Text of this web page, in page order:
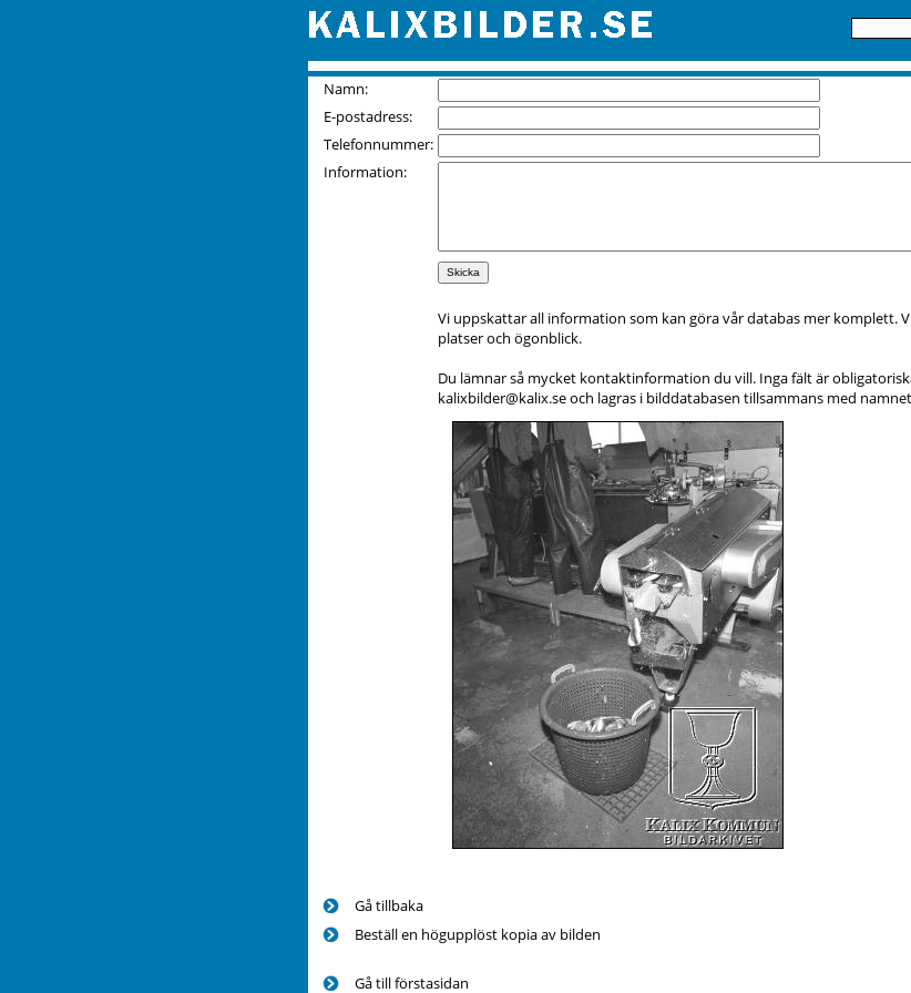
Namn:
E-postadress:
Telefonnummer:
Information:
Vi uppskattar all information som kan göra vår databas mer komplett.
platser och ögonblick.
Du lämnar så mycket kontaktinformation du vill. Inga fält är
kalixbilder@kalix.se och lagras i bilddatabasen tillsammans med
Gå tillbaka
Beställ en högupplöst kopia av bilden
Gå till förstasidan